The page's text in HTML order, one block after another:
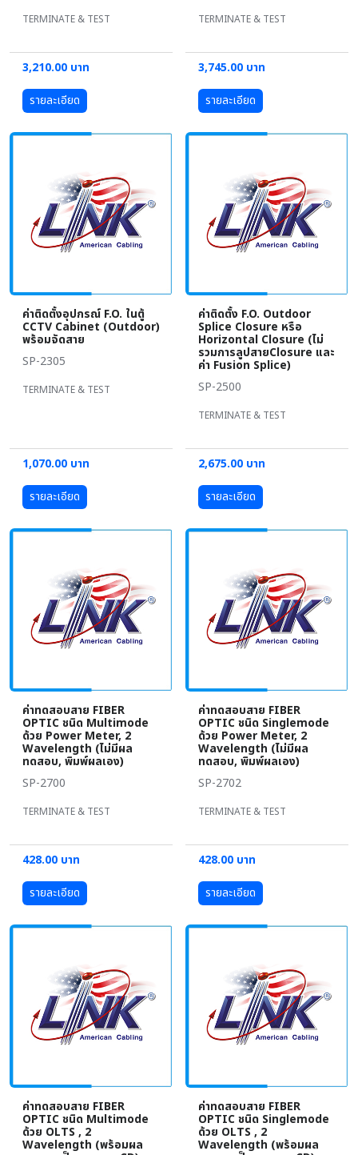
TERMINATE & TEST
3,210.00 บาท
รายละเอียด
TERMINATE & TEST
3,745.00 บาท
รายละเอียด
ค่าติดตั้งอุปกรณ์ F.O. ในตู้
CCTV Cabinet (Outdoor)
พร้อมจัดสาย
SP-2305
TERMINATE & TEST
1,070.00 บาท
รายละเอียด
ค่าติดตั้ง F.O. Outdoor
Splice Closure หรือ
Horizontal Closure (ไม่
รวมการลูปสายClosure และ
ค่า Fusion Splice)
SP-2500
TERMINATE & TEST
2,675.00 บาท
รายละเอียด
ค่าทดสอบสาย FIBER
OPTIC ชนิด Multimode
ด้วย Power Meter, 2
Wavelength (ไม่มีผล
ทดสอบ, พิมพ์ผลเอง)
SP-2700
TERMINATE & TEST
428.00 บาท
รายละเอียด
ค่าทดสอบสาย FIBER
OPTIC ชนิด Singlemode
ด้วย Power Meter, 2
Wavelength (ไม่มีผล
ทดสอบ, พิมพ์ผลเอง)
SP-2702
TERMINATE & TEST
428.00 บาท
รายละเอียด
ค่าทดสอบสาย FIBER
OPTIC ชนิด Multimode
ด้วย OLTS , 2
Wavelength (พร้อมผล
ค่าทดสอบสาย FIBER
OPTIC ชนิด Singlemode
ด้วย OLTS , 2
Wavelength (พร้อมผล